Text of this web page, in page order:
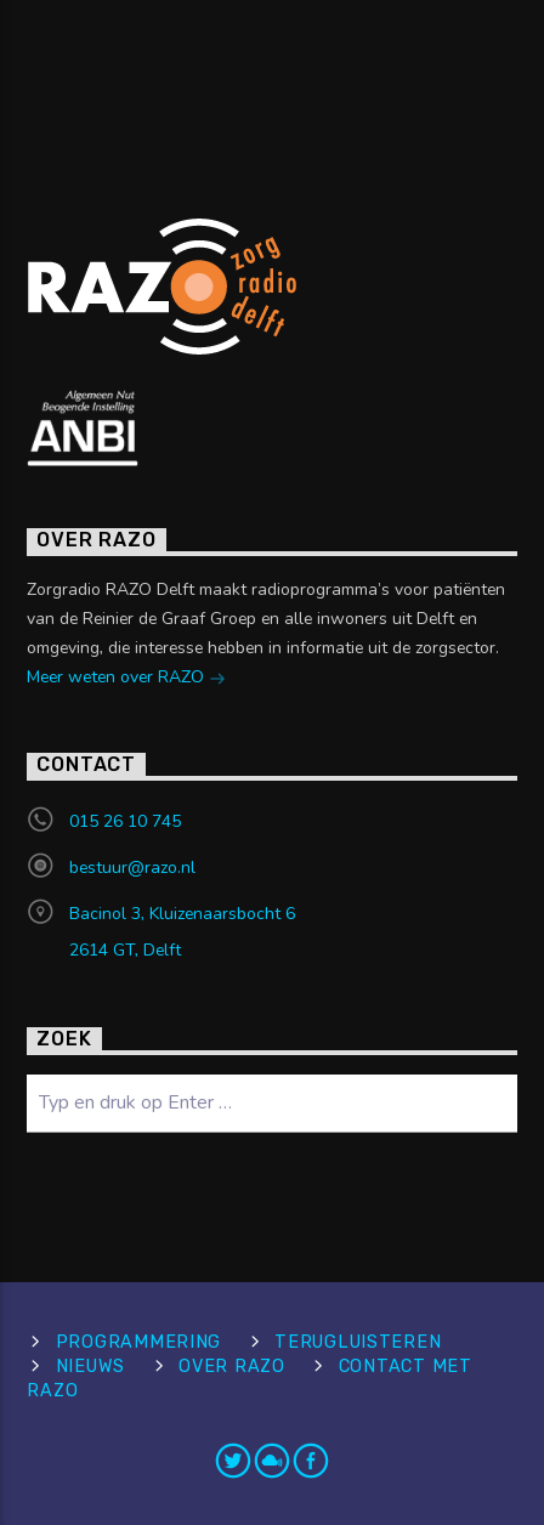
OVER RAZO
Zorgradio RAZO Delft maakt radioprogramma’s voor patiënten
van de Reinier de Graaf Groep en alle inwoners uit Delft en
omgeving, die interesse hebben in informatie uit de zorgsector.
Meer weten over RAZO
CONTACT
015 26 10 745
bestuur@razo.nl
Bacinol 3, Kluizenaarsbocht 6
2614 GT, Delft
ZOEK
PROGRAMMERING
TERUGLUISTEREN
NIEUWS
OVER RAZO
CONTACT MET
RAZO